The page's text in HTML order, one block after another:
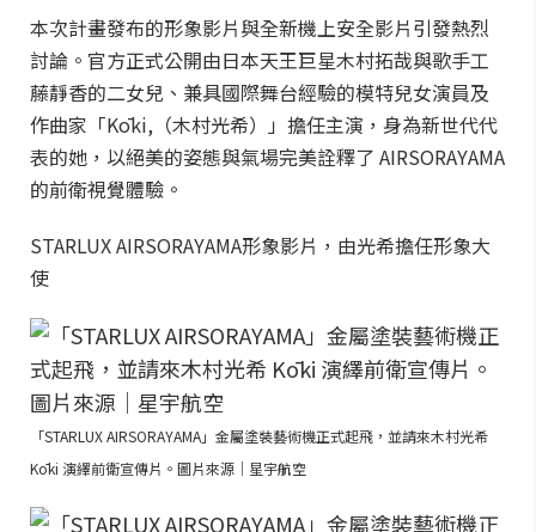
本次計畫發布的形象影片與全新機上安全影片引發熱烈
討論。官方正式公開由日本天王巨星木村拓哉與歌手工
藤靜香的二女兒、兼具國際舞台經驗的模特兒女演員及
作曲家「Kōki,（木村光希）」擔任主演，身為新世代代
表的她，以絕美的姿態與氣場完美詮釋了 AIRSORAYAMA
的前衛視覺體驗。
STARLUX AIRSORAYAMA形象影片，由光希擔任形象大
使
「STARLUX AIRSORAYAMA」金屬塗裝藝術機正式起飛，並請來木村光希
Kōki 演繹前衛宣傳片。圖片來源｜星宇航空